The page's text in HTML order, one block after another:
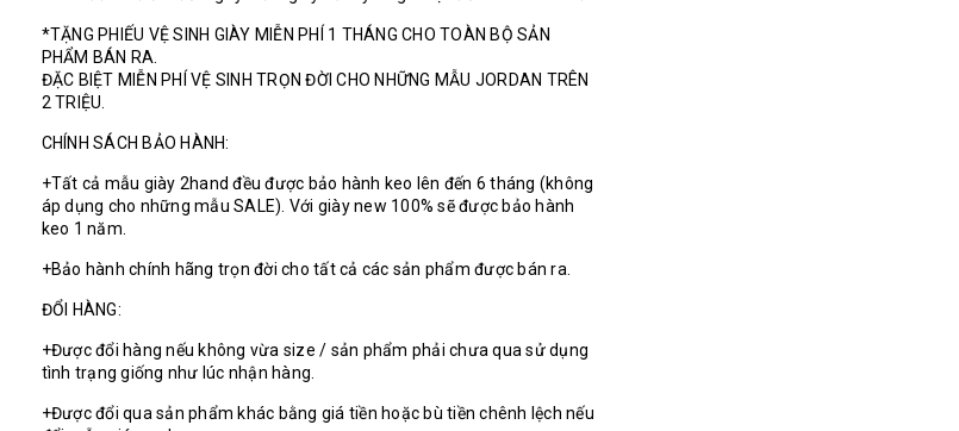
*TẶNG PHIẾU VỆ SINH GIÀY MIỄN PHÍ 1 THÁNG CHO TOÀN BỘ SẢN
PHẨM BÁN RA.
ĐẶC BIỆT MIỄN PHÍ VỆ SINH TRỌN ĐỜI CHO NHỮNG MẪU JORDAN TRÊN
2 TRIỆU.
CHÍNH SÁCH BẢO HÀNH:
+Tất cả mẫu giày 2hand đều được bảo hành keo lên đến 6 tháng (không
áp dụng cho những mẫu SALE). Với giày new 100% sẽ được bảo hành
keo 1 năm.
+Bảo hành chính hãng trọn đời cho tất cả các sản phẩm được bán ra.
ĐỔI HÀNG:
+Được đổi hàng nếu không vừa size / sản phẩm phải chưa qua sử dụng
tình trạng giống như lúc nhận hàng.
+Được đổi qua sản phẩm khác bằng giá tiền hoặc bù tiền chênh lệch nếu